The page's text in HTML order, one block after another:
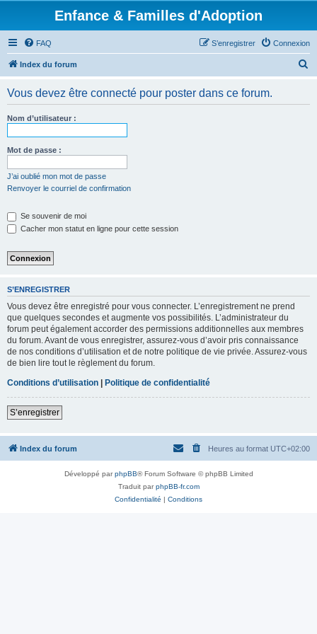
Enfance & Familles d'Adoption
FAQ Connexion
S’enregistrer
Index du forum
Vous devez être connecté pour poster dans ce forum.
Nom d’utilisateur :
Mot de passe :
J’ai oublié mon mot de passe
Renvoyer le courriel de confirmation
Se souvenir de moi
Cacher mon statut en ligne pour cette session
S’ENREGISTRER
Vous devez être enregistré pour vous connecter. L’enregistrement ne prend
que quelques secondes et augmente vos possibilités. L’administrateur du
forum peut également accorder des permissions additionnelles aux membres
du forum. Avant de vous enregistrer, assurez-vous d’avoir pris connaissance
de nos conditions d’utilisation et de notre politique de vie privée. Assurez-vous
de bien lire tout le règlement du forum.
Conditions d’utilisation | Politique de confidentialité
S’enregistrer
Index du forum Heures au format UTC+02:00
Développé parphpBB® Forum Software © phpBB Limited
Traduit parphpBB-fr.com
Confidentialité | Conditions